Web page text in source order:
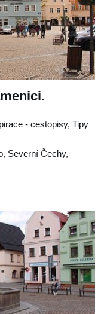
- cestopisy, Tipy
, Severní Čechy,